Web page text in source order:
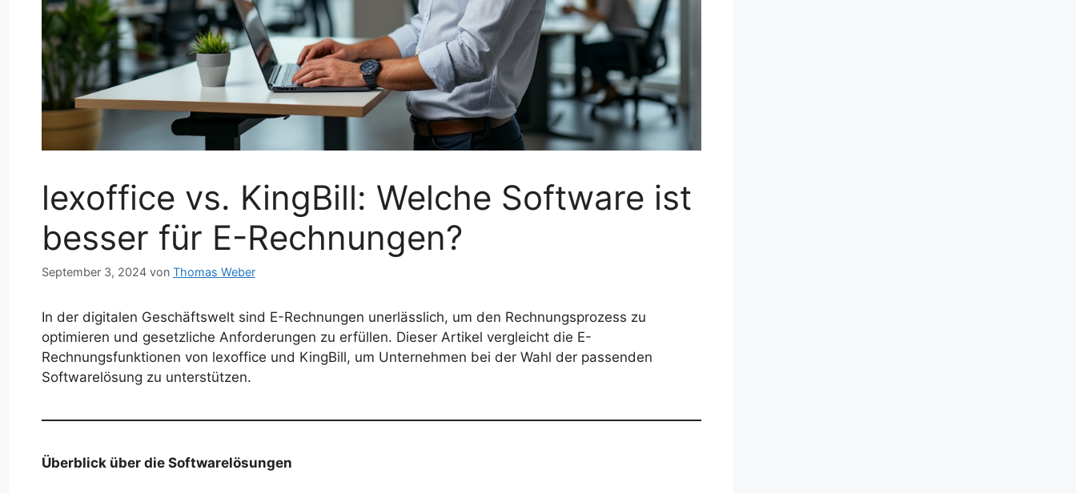
lexoffice vs. KingBill: Welche Software ist
besser für E-Rechnungen?
September 3, 2024 von Thomas Weber
In der digitalen Geschäftswelt sind E-Rechnungen unerlässlich, um den Rechnungsprozess zu
optimieren und gesetzliche Anforderungen zu erfüllen. Dieser Artikel vergleicht die E-
Rechnungsfunktionen von lexoffice und KingBill, um Unternehmen bei der Wahl der passenden
Softwarelösung zu unterstützen.
Überblick über die Softwarelösungen